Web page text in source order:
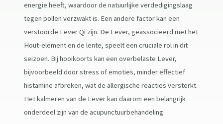
energie heeft, waardoor de natuurlijke verdedigingslaag
tegen pollen verzwakt is. Een andere factor kan een
verstoorde Lever Qi zijn. De Lever, geassocieerd met het
Hout-element en de lente, speelt een cruciale rol in dit
seizoen. Bij hooikoorts kan een overbelaste Lever,
bijvoorbeeld door stress of emoties, minder effectief
histamine afbreken, wat de allergische reacties versterkt.
Het kalmeren van de Lever kan daarom een belangrijk
onderdeel zijn van de acupunctuurbehandeling.